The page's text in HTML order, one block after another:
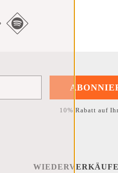
10% Rabatt auf